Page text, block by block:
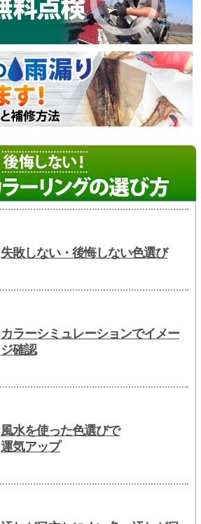
失敗しない・後悔しない色選び
カラーシミュレーションでイメー
ジ確認
風水を使った色選びで
運気アップ